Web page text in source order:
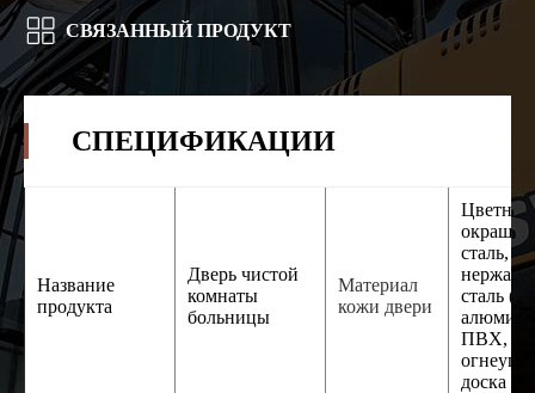
СВЯЗАННЫЙ ПРОДУКТ
СПЕЦИФИКАЦИИ
Название
продукта
Дверь чистой
комнаты
больницы
Материал
кожи двери
Цветная
сталь,
сталь
ПВХ,
доска и